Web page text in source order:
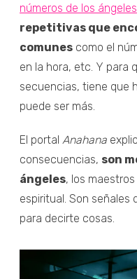
números de los ángeles
repetitivas que
comunes como el
en la hora, etc. Y para
secuencias, tiene que
puede ser más.
El portal Anahana
consecuencias, son
ángeles, los
espiritual. Son señales
para decirte cosas.